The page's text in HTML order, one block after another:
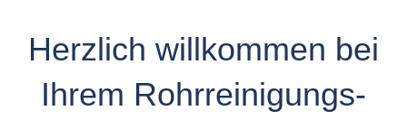
Herzlich willkommen bei
Ihrem Rohrreinigungs-